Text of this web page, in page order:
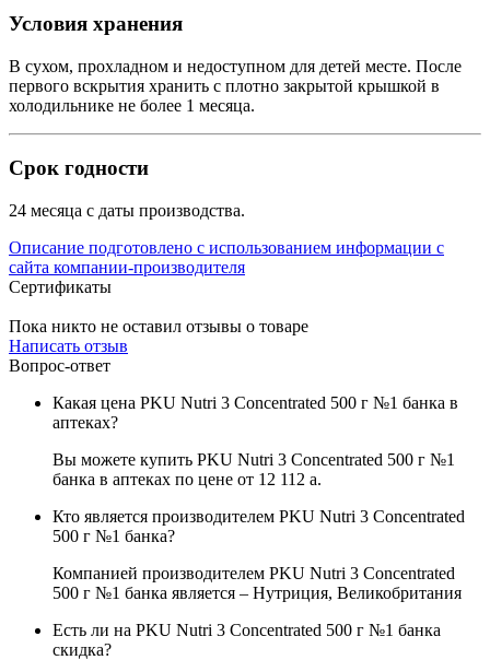
Условия хранения
В сухом, прохладном и недоступном для детей месте. После
первого вскрытия хранить с плотно закрытой крышкой в
холодильнике не более 1 месяца.
Срок годности
24 месяца с даты производства.
Описание подготовлено с использованием информации с
сайта компании-производителя
Сертификаты
Пока никто не оставил отзывы о товаре
Написать отзыв
Вопрос-ответ
Какая цена PKU Nutri 3 Concentrated 500 г №1 банка в
аптеках?
Вы можете купить PKU Nutri 3 Concentrated 500 г №1
банка в аптеках по цене от 12 112 a.
Кто является производителем PKU Nutri 3 Concentrated
500 г №1 банка?
Компанией производителем PKU Nutri 3 Concentrated
500 г №1 банка является – Нутриция, Великобритания
Есть ли на PKU Nutri 3 Concentrated 500 г №1 банка
скидка?